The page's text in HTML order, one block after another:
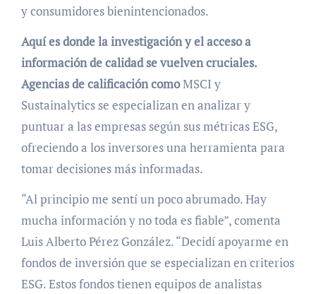
y consumidores bienintencionados.
Aquí es donde la investigación y el acceso a
información de calidad se vuelven cruciales.
Agencias de calificación comoMSCI y
Sustainalytics se especializan en analizar y
puntuar a las empresas según sus métricas ESG,
ofreciendo a los inversores una herramienta para
tomar decisiones más informadas.
“Al principio me sentí un poco abrumado. Hay
mucha información y no toda es fiable”, comenta
Luis Alberto Pérez González. “Decidí apoyarme en
fondos de inversión que se especializan en criterios
ESG. Estos fondos tienen equipos de analistas